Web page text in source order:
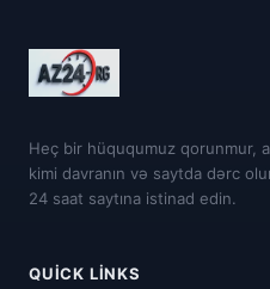
Heç bir hüququmuz qorunmur,
kimi davranın və saytda dərc
24 saat saytına istinad edin.
QUICK LINKS